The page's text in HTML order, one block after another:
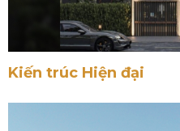
Kiến trúc Hiện đại